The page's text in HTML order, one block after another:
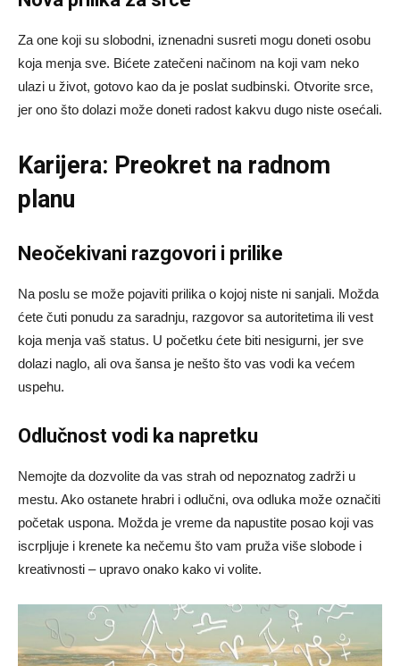
Za one koji su slobodni, iznenadni susreti mogu doneti osobu
koja menja sve. Bićete zatečeni načinom na koji vam neko
ulazi u život, gotovo kao da je poslat sudbinski. Otvorite srce,
jer ono što dolazi može doneti radost kakvu dugo niste osećali.
Karijera: Preokret na radnom
planu
Neočekivani razgovori i prilike
Na poslu se može pojaviti prilika o kojoj niste ni sanjali. Možda
ćete čuti ponudu za saradnju, razgovor sa autoritetima ili vest
koja menja vaš status. U početku ćete biti nesigurni, jer sve
dolazi naglo, ali ova šansa je nešto što vas vodi ka većem
uspehu.
Odlučnost vodi ka napretku
Nemojte da dozvolite da vas strah od nepoznatog zadrži u
mestu. Ako ostanete hrabri i odlučni, ova odluka može označiti
početak uspona. Možda je vreme da napustite posao koji vas
iscrpljuje i krenete ka nečemu što vam pruža više slobode i
kreativnosti – upravo onako kako vi volite.